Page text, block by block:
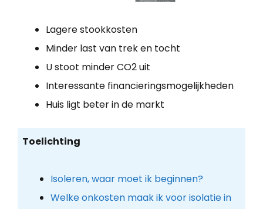
Lagere stookkosten
Minder last van trek en tocht
U stoot minder CO2 uit
Interessante financieringsmogelijkheden
Huis ligt beter in de markt
Toelichting
Isoleren, waar moet ik beginnen?
Welke onkosten maak ik voor isolatie in